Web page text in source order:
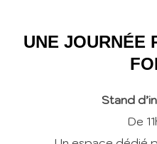
UNE JOURNÉE
Stand
De